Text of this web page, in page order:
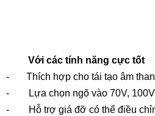
Với các tính năng cực tốt
- Thích hợp cho tái tạo âm
- Lựa chọn ngõ vào 70V, 100V
- Hỗ trợ giá đỡ có thể điều